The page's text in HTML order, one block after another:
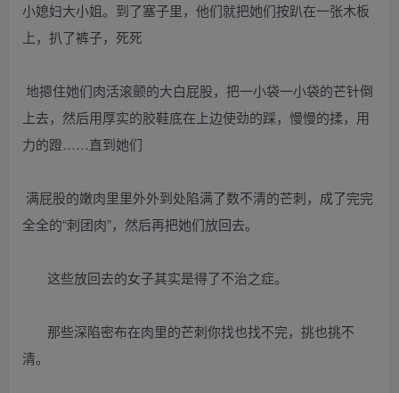
小媳妇大小姐。到了塞子里，他们就把她们按趴在一张木板
上，扒了裤子，死死
地摁住她们肉活滚颤的大白屁股，把一小袋一小袋的芒针倒
上去，然后用厚实的胶鞋底在上边使劲的踩，慢慢的揉，用
力的蹬……直到她们
满屁股的嫩肉里里外外到处陷满了数不清的芒刺，成了完完
全全的“刺团肉”，然后再把她们放回去。
这些放回去的女子其实是得了不治之症。
那些深陷密布在肉里的芒刺你找也找不完，挑也挑不
清。